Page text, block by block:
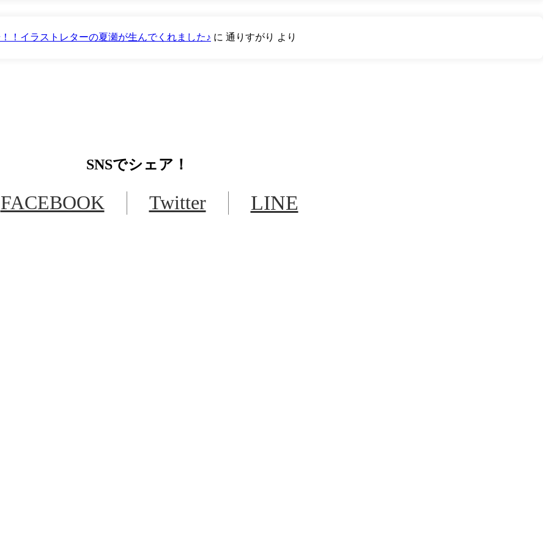
！イラストレターの夏瀬が生んでくれました♪ に 通りすがり より
SNSでシェア！
FACEBOOK Twitter LINE